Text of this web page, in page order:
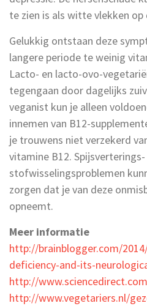
te zien is als witte vlekken op
Gelukkig ontstaan deze
langere periode te weinig
Lacto- en lacto-ovo-
tegengaan door dagelijks
veganist kun je alleen
innemen van B12-
je trouwens niet verzekerd
vitamine B12.
stofwisselingsproblemen
zorgen dat je van deze
opneemt.
Meer informatie
http://brainblogger.com/
deficiency-and-its-
http://
http://www.vegetariers.nl/